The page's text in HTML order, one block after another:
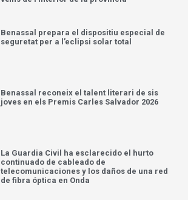
Benassal prepara el dispositiu especial de
seguretat per a l’eclipsi solar total
Benassal reconeix el talent literari de sis
joves en els Premis Carles Salvador 2026
La Guardia Civil ha esclarecido el hurto
continuado de cableado de
telecomunicaciones y los daños de una red
de fibra óptica en Onda